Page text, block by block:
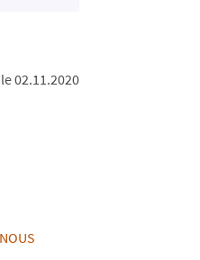
02.11.2020